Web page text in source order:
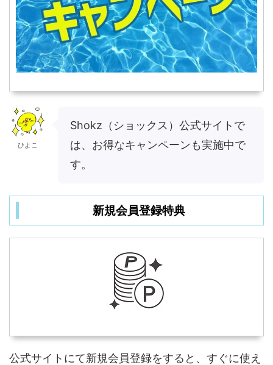
ひよこ
Shokz（ショックス）公式サイトで
は、お得なキャンペーンも実施中で
す。
新規会員登録特典
公式サイトにて新規会員登録をすると、すぐに使え